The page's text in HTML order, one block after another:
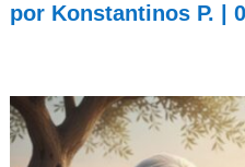
por Konstantinos P.